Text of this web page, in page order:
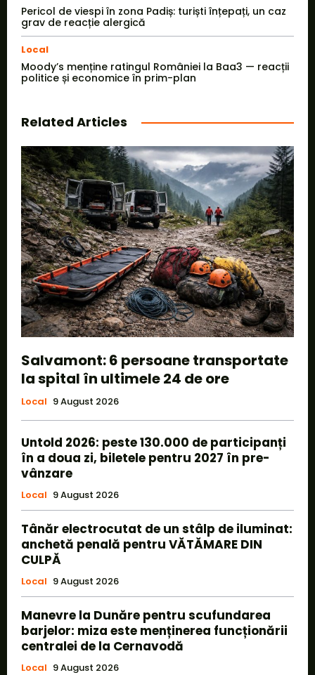
Pericol de viespi în zona Padiș: turiști înțepați, un caz
grav de reacție alergică
Local
Moody’s menține ratingul României la Baa3 — reacții
politice și economice în prim-plan
Related Articles
Salvamont: 6 persoane transportate
la spital în ultimele 24 de ore
Local 9 August 2026
Untold 2026: peste 130.000 de participanți
în a doua zi, biletele pentru 2027 în pre-
vânzare
Local 9 August 2026
Tânăr electrocutat de un stâlp de iluminat:
anchetă penală pentru VĂTĂMARE DIN
CULPĂ
Local 9 August 2026
Manevre la Dunăre pentru scufundarea
barjelor: miza este menținerea funcționării
centralei de la Cernavodă
Local 9 August 2026